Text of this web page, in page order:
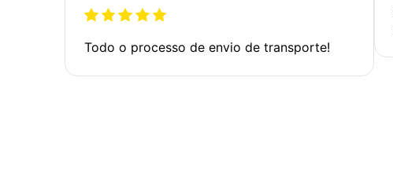
Todo o processo de envio de transporte!